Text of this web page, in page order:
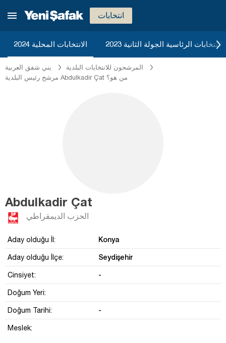
انتخابات
الانتخابات المحلية 2024 2023 الانتخابات الرئاسية الجولة الثانية
يني شفق العربية
المرشحون للانتخابات البلدية
مرشح رئيس البلدية Abdulkadir Çat من هو؟
Abdulkadir Çat
الحزب الديمقراطي
Aday olduğu İl: Konya
Aday olduğu İlçe: Seydişehir
Cinsiyet: -
Doğum Yeri:
Doğum Tarihi: -
Meslek: